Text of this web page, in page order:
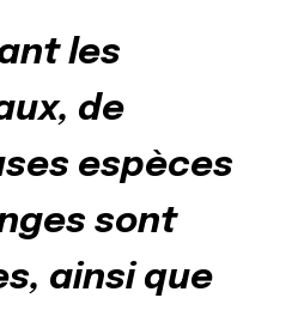
les
de
espèces
sont
ainsi que